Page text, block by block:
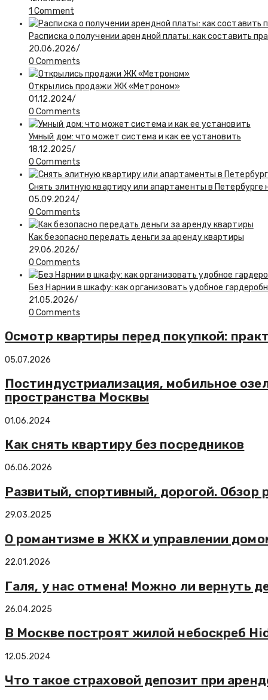
1 Comment
Расписка о получении арендной платы: как составить
20.06.2026/
0 Comments
Открылись продажи ЖК «Метроном»
01.12.2024/
0 Comments
Умный дом: что может система и как ее установить
18.12.2025/
0 Comments
Снять элитную квартиру или апартаменты в Петербурге
05.09.2024/
0 Comments
Как безопасно передать деньги за аренду квартиры
29.06.2026/
0 Comments
Без Нарнии в шкафу: как организовать удобное
21.05.2026/
0 Comments
Осмотр квартиры перед покупкой:
05.07.2026
Постиндустриализация, мобильное
пространства Москвы
01.06.2024
Как снять квартиру без посредников
06.06.2026
Развитый, спортивный, дорогой.
29.03.2025
О романтизме в ЖКХ и управлении
22.01.2026
Галя, у нас отмена! Можно ли вернуть
26.04.2025
В Москве построят жилой небоскреб
12.05.2024
Что такое страховой депозит при